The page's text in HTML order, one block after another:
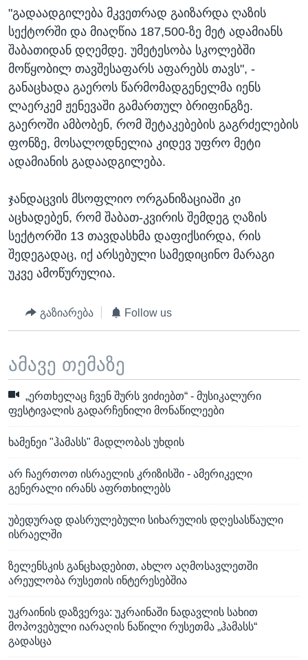
"გადაადგილება მკვეთრად გაიზარდა ღაზის
სექტორში და მიაღწია 187,500-ზე მეტ ადამიანს
შაბათიდან დღემდე. უმეტესობა სკოლებში
მოწყობილ თავშესაფარს აფარებს თავს", -
განაცხადა გაეროს წარმომადგენელმა იენს
ლაერკემ ჟენევაში გამართულ ბრიფინგზე.
გაეროში ამბობენ, რომ შეტაკებების გაგრძელების
ფონზე, მოსალოდნელია კიდევ უფრო მეტი
ადამიანის გადაადგილება.
ჯანდაცვის მსოფლიო ორგანიზაციაში კი
აცხადებენ, რომ შაბათ-კვირის შემდეგ ღაზის
სექტორში 13 თავდასხმა დაფიქსირდა, რის
შედეგადაც, იქ არსებული სამედიცინო მარაგი
უკვე ამოწურულია.
გაზიარება Follow us
ამავე თემაზე
„ერთხელაც ჩვენ შურს ვიძიებთ“ - მუსიკალური
ფესტივალის გადარჩენილი მონაწილეები
ხამენეი "ჰამასს" მადლობას უხდის
არ ჩაერთოთ ისრაელის კრიზისში - ამერიკელი
გენერალი ირანს აფრთხილებს
უბედურად დასრულებული სიხარულის დღესასწაული
ისრაელში
ზელენსკის განცხადებით, ახლო აღმოსავლეთში
არეულობა რუსეთის ინტერესებშია
უკრაინის დაზვერვა: უკრაინაში ნადავლის სახით
მოპოვებული იარაღის ნაწილი რუსეთმა „ჰამასს“
გადასცა